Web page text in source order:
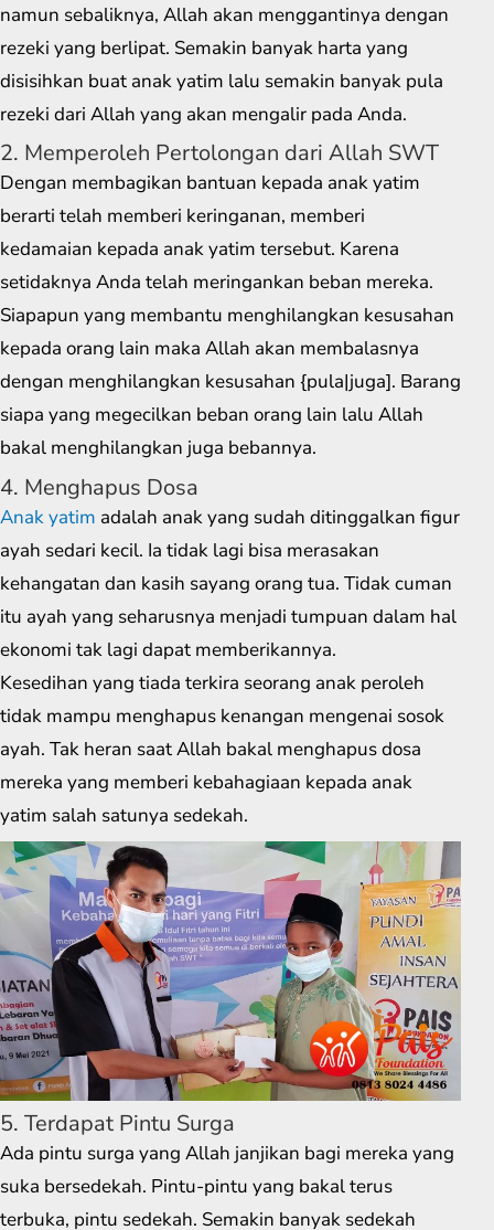
namun sebaliknya, Allah akan menggantinya dengan
rezeki yang berlipat. Semakin banyak harta yang
disisihkan buat anak yatim lalu semakin banyak pula
rezeki dari Allah yang akan mengalir pada Anda.
2. Memperoleh Pertolongan dari Allah SWT
Dengan membagikan bantuan kepada anak yatim
berarti telah memberi keringanan, memberi
kedamaian kepada anak yatim tersebut. Karena
setidaknya Anda telah meringankan beban mereka.
Siapapun yang membantu menghilangkan kesusahan
kepada orang lain maka Allah akan membalasnya
dengan menghilangkan kesusahan {pula|juga]. Barang
siapa yang megecilkan beban orang lain lalu Allah
bakal menghilangkan juga bebannya.
4. Menghapus Dosa
Anak yatim adalah anak yang sudah ditinggalkan figur
ayah sedari kecil. Ia tidak lagi bisa merasakan
kehangatan dan kasih sayang orang tua. Tidak cuman
itu ayah yang seharusnya menjadi tumpuan dalam hal
ekonomi tak lagi dapat memberikannya.
Kesedihan yang tiada terkira seorang anak peroleh
tidak mampu menghapus kenangan mengenai sosok
ayah. Tak heran saat Allah bakal menghapus dosa
mereka yang memberi kebahagiaan kepada anak
yatim salah satunya sedekah.
5. Terdapat Pintu Surga
Ada pintu surga yang Allah janjikan bagi mereka yang
suka bersedekah. Pintu-pintu yang bakal terus
terbuka, pintu sedekah. Semakin banyak sedekah